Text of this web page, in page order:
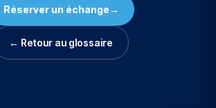
Réserver un échange→
← Retour au glossaire